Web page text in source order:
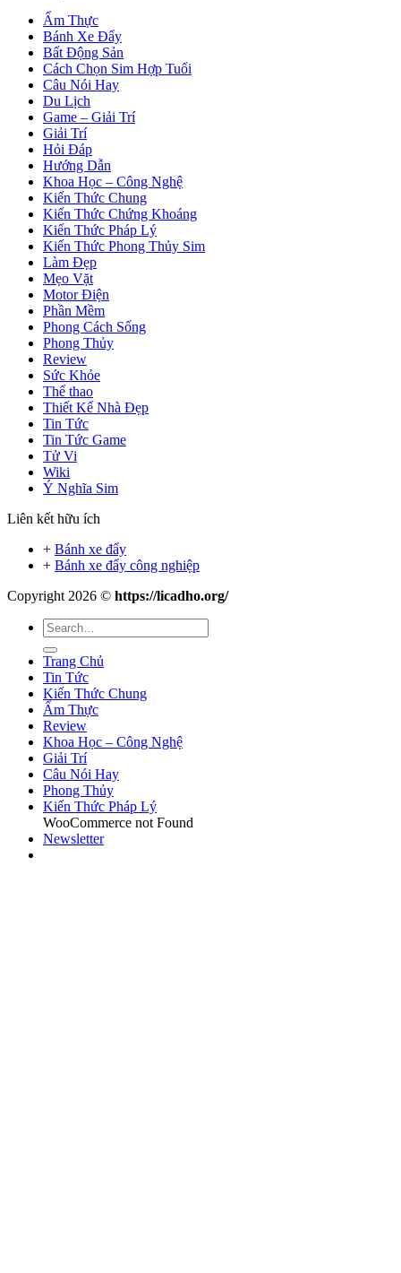
Ẩm Thực
Bánh Xe Đẩy
Bất Động Sản
Cách Chọn Sim Hợp Tuổi
Câu Nói Hay
Du Lịch
Game – Giải Trí
Giải Trí
Hỏi Đáp
Hướng Dẫn
Khoa Học – Công Nghệ
Kiến Thức Chung
Kiến Thức Chứng Khoáng
Kiến Thức Pháp Lý
Kiến Thức Phong Thủy Sim
Làm Đẹp
Mẹo Vặt
Motor Điện
Phần Mềm
Phong Cách Sống
Phong Thủy
Review
Sức Khỏe
Thể thao
Thiết Kế Nhà Đẹp
Tin Tức
Tin Tức Game
Tử Vi
Wiki
Ý Nghĩa Sim
Liên kết hữu ích
+ Bánh xe đẩy
+ Bánh xe đẩy công nghiệp
Copyright 2026 © https://licadho.org/
Trang Chủ
Tin Tức
Kiến Thức Chung
Ẩm Thực
Review
Khoa Học – Công Nghệ
Giải Trí
Câu Nói Hay
Phong Thủy
Kiến Thức Pháp Lý
WooCommerce not Found
Newsletter